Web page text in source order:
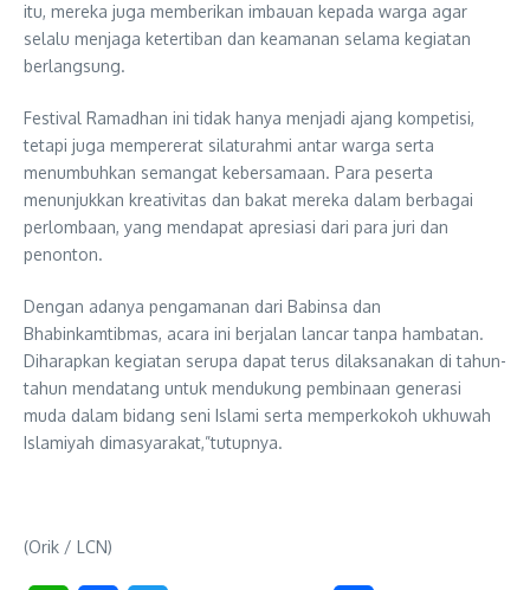
itu, mereka juga memberikan imbauan kepada warga agar
selalu menjaga ketertiban dan keamanan selama kegiatan
berlangsung.
Festival Ramadhan ini tidak hanya menjadi ajang kompetisi,
tetapi juga mempererat silaturahmi antar warga serta
menumbuhkan semangat kebersamaan. Para peserta
menunjukkan kreativitas dan bakat mereka dalam berbagai
perlombaan, yang mendapat apresiasi dari para juri dan
penonton.
Dengan adanya pengamanan dari Babinsa dan
Bhabinkamtibmas, acara ini berjalan lancar tanpa hambatan.
Diharapkan kegiatan serupa dapat terus dilaksanakan di tahun-
tahun mendatang untuk mendukung pembinaan generasi
muda dalam bidang seni Islami serta memperkokoh ukhuwah
Islamiyah dimasyarakat,”tutupnya.
(Orik / LCN)